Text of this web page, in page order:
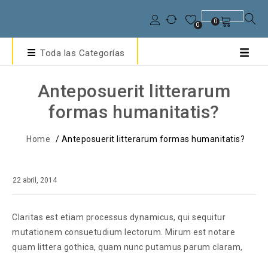
0
0
Toda las Categorías
Anteposuerit litterarum
formas humanitatis?
Home / Anteposuerit litterarum formas humanitatis?
22 abril, 2014
Claritas est etiam processus dynamicus, qui sequitur
mutationem consuetudium lectorum. Mirum est notare
quam littera gothica, quam nunc putamus parum claram,